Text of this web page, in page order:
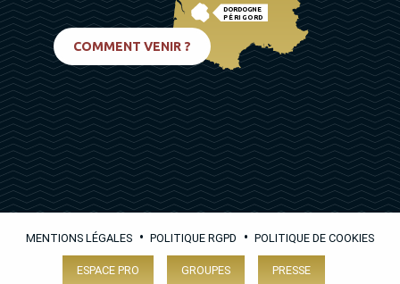
DORDOGNE
PÉRIGORD
COMMENT VENIR ?
MENTIONS LÉGALES • POLITIQUE RGPD • POLITIQUE DE COOKIES
ESPACE PRO GROUPES PRESSE